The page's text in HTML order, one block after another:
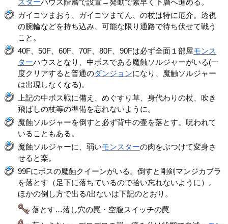
スターハウス階層で設置→発動で素早く下層へ進める。
ガイコツまおう、ガイコツまてん、の杖は特に厄介。透視
の腕輪などを持ち込み、可能な限り通路で待ち伏せて戦う
こと。
40F、50F、60F、70F、80F、90Fは必ず全面１部屋モンス
ターハウスとなり、中ボスである魔蝕ソルジャーがいる(一
度クリアすると普通のダンジョンになり、魔触ソルジャー
は出現しなくなる)。
上記の中ボス戦に備え、めぐすり草、身代わりの杖、吹き
飛ばしの杖等の準備を忘れないように。
魔蝕ソルジャーを倒すと必ず背中の壷を落とす。呪われて
いることもある。
魔蝕ソルジャーに、弱いモンスターの肉をぶつけて変身さ
せると楽。
99Fにボスの魔蝕クイーンがいる。倒すと剛剣マンジカブラ
を落とす（足下に落ちているので拾い忘れないように）。
ほかの倒し方で出る/出ないは下記のとおり。
落とす…落し穴の罠・空腹スイッチの罠